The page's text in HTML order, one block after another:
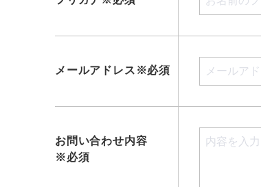
メールアドレス※必須
お問い合わせ内容
※必須